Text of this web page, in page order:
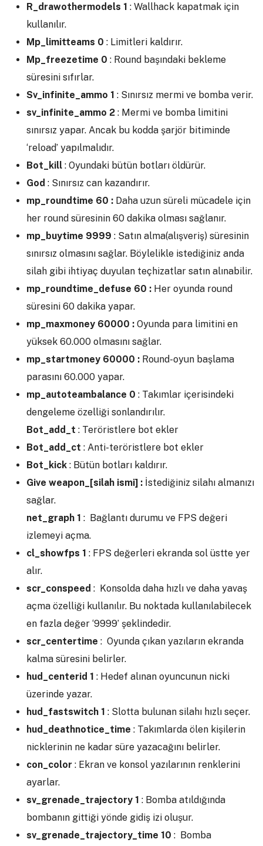
R_drawothermodels 1 : Wallhack kapatmak için
kullanılır.
Mp_limitteams 0 : Limitleri kaldırır.
Mp_freezetime 0 : Round başındaki bekleme
süresini sıfırlar.
Sv_infinite_ammo 1 : Sınırsız mermi ve bomba verir.
sv_infinite_ammo 2 : Mermi ve bomba limitini
sınırsız yapar. Ancak bu kodda şarjör bitiminde
‘reload’ yapılmalıdır.
Bot_kill : Oyundaki bütün botları öldürür.
God : Sınırsız can kazandırır.
mp_roundtime 60 : Daha uzun süreli mücadele için
her round süresinin 60 dakika olması sağlanır.
mp_buytime 9999 : Satın alma(alışveriş) süresinin
sınırsız olmasını sağlar. Böylelikle istediğiniz anda
silah gibi ihtiyaç duyulan teçhizatlar satın alınabilir.
mp_roundtime_defuse 60 : Her oyunda round
süresini 60 dakika yapar.
mp_maxmoney 60000 : Oyunda para limitini en
yüksek 60.000 olmasını sağlar.
mp_startmoney 60000 : Round-oyun başlama
parasını 60.000 yapar.
mp_autoteambalance 0 : Takımlar içerisindeki
dengeleme özelliği sonlandırılır.
Bot_add_t : Teröristlere bot ekler
Bot_add_ct : Anti-teröristlere bot ekler
Bot_kick : Bütün botları kaldırır.
Give weapon_[silah ismi] : İstediğiniz silahı almanızı
sağlar.
net_graph 1 : Bağlantı durumu ve FPS değeri
izlemeyi açma.
cl_showfps 1 : FPS değerleri ekranda sol üstte yer
alır.
scr_conspeed : Konsolda daha hızlı ve daha yavaş
açma özelliği kullanılır. Bu noktada kullanılabilecek
en fazla değer ‘9999’ şeklindedir.
scr_centertime : Oyunda çıkan yazıların ekranda
kalma süresini belirler.
hud_centerid 1 : Hedef alınan oyuncunun nicki
üzerinde yazar.
hud_fastswitch 1 : Slotta bulunan silahı hızlı seçer.
hud_deathnotice_time : Takımlarda ölen kişilerin
nicklerinin ne kadar süre yazacağını belirler.
con_color : Ekran ve konsol yazılarının renklerini
ayarlar.
sv_grenade_trajectory 1 : Bomba atıldığında
bombanın gittiği yönde gidiş izi oluşur.
sv_grenade_trajectory_time 10 : Bomba